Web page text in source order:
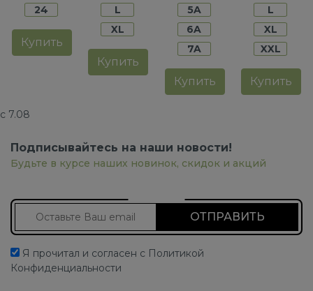
24
Купить
L
XL
Купить
5A
6A
7A
Купить
L
XL
XXL
Купить
с 7.08
Подписывайтесь на наши новости!
Будьте в курсе наших новинок, скидок и акций
Я прочитал и согласен с Политикой
Конфиденциальности